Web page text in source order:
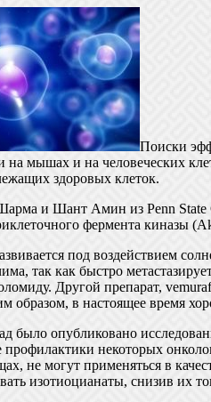
Поиски
на мышах и на человеческих
здоровых клеток.
и Шант Амин из Penn State
фермента киназы
под воздействием
так как быстро
Другой препарат,
образом, в настоящее время
было опубликовано
профилактики некоторых
не могут применяться в
изотиоцианаты, снизив их